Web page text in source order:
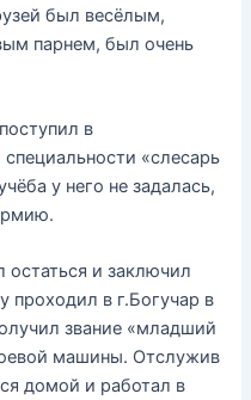
был весёлым,
парнем, был очень
в
«слесарь
у него не задалась,
и заключил
проходил в г.Богучар в
звание «младший
машины. Отслужив
домой и работал в